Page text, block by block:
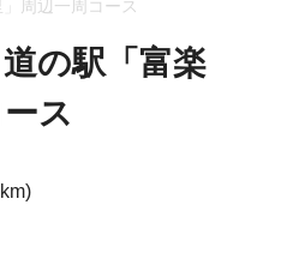
周辺一周コース
の駅「富楽
ス